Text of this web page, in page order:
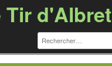
Tir d'Albret
Rechercher :